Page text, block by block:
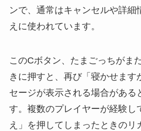
ンで、通常はキャンセルや詳細
えに使われています。
このCボタン、たまごっちがま
きに押すと、再び「寝かせます
セージが表示される場合がある
す。複数のプレイヤーが経験し
え」を押してしまったときのリ